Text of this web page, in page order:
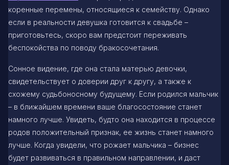
коренные перемены, относящиеся к семейству. Однако
если в реальности девушка готовится к свадьбе –
приготовьтесь, скоро вам предстоит переживать
беспокойства по поводу бракосочетания.
Сонное видение, где она стала матерью девочки,
свидетельствует о доверии друг к другу, а также к
схожему судьбоносному будущему. Если родился мальчик
– в ближайшем времени ваше благосостояние станет
намного лучше. Увидеть, будто она находится в процессе
родов положительный признак, ее жизнь станет намного
лучше. Когда увидели, что рожает мальчика – бизнес
будет развиваться в правильном направлении, и даст